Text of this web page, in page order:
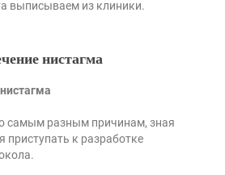
выписываем из клиники.
нистагма
самым разным причинам, зная
приступать к разработке